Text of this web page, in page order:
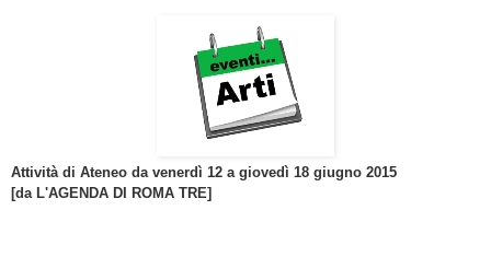
Attività di Ateneo da venerdì 12 a giovedì 18 giugno 2015
[da L'AGENDA DI ROMA TRE]